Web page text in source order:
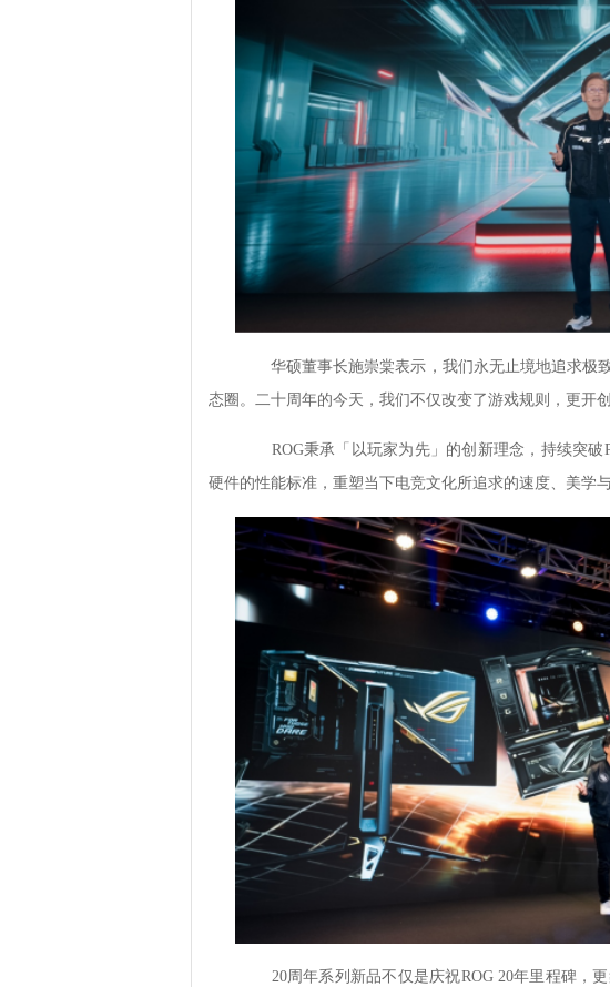
华硕董事长施崇棠表示，我们永无止境地追求极
态圈。二十周年的今天，我们不仅改变了游戏规则，更开
ROG秉承「以玩家为先」的创新理念，持续突破
硬件的性能标准，重塑当下电竞文化所追求的速度、美学与
20周年系列新品不仅是庆祝ROG 20年里程碑，